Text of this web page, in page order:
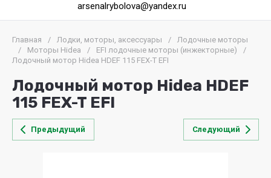
arsenalrybolova@yandex.ru
Главная / Лодки, моторы, аксессуары /
Лодочные моторы
/
Моторы Hidea / EFI лодочные моторы (инжекторные)
/
Лодочный мотор Hidea HDEF 115 FEX-T EFI
Лодочный мотор Hidea HDEF
115 FEX-T EFI
Предыдущий Следующий